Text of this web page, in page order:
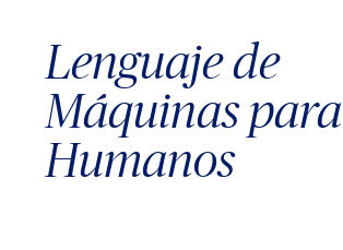
Lenguaje de
Máquinas para
Humanos